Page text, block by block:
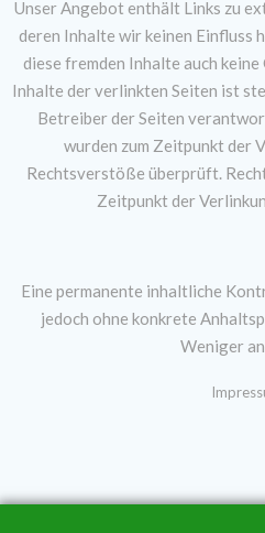
Unser Angebot enthält Links zu
deren Inhalte wir keinen Einfluss
diese fremden Inhalte auch keine
Inhalte der verlinkten Seiten ist
Betreiber der Seiten
wurden zum Zeitpunkt der
Rechtsverstöße überprüft.
Zeitpunkt der
Eine permanente inhaltliche
jedoch ohne konkrete
Weniger